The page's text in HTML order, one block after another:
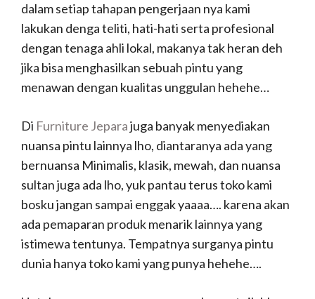
dalam setiap tahapan pengerjaan nya kami
lakukan denga teliti, hati-hati serta profesional
dengan tenaga ahli lokal, makanya tak heran deh
jika bisa menghasilkan sebuah pintu yang
menawan dengan kualitas unggulan hehehe…
Di Furniture Jeparajuga banyak menyediakan
nuansa pintu lainnya lho, diantaranya ada yang
bernuansa Minimalis, klasik, mewah, dan nuansa
sultan juga ada lho, yuk pantau terus toko kami
bosku jangan sampai enggak yaaaa…. karena akan
ada pemaparan produk menarik lainnya yang
istimewa tentunya. Tempatnya surganya pintu
dunia hanya toko kami yang punya hehehe….